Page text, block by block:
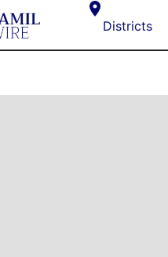
Districts